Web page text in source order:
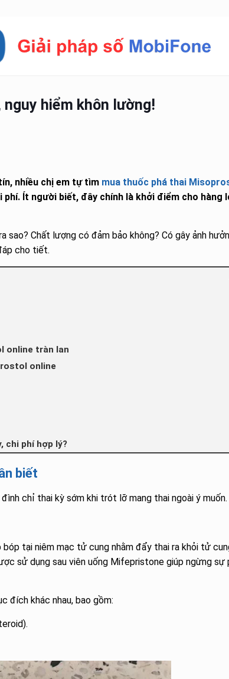
hiểm khôn lường!
nhiều chị em tự tìm mua thuốc phá thai
Ít người biết, đây chính là khởi điểm cho hàng
sao? Chất lượng có đảm bảo không? Có gây ảnh
cho tiết.
online tràn lan
online
chi phí hợp lý?
biết
chỉ thai kỳ sớm khi trót lỡ mang thai ngoài ý muốn.
tại niêm mạc tử cung nhằm đẩy thai ra khỏi tử
sử dụng sau viên uống Mifepristone giúp ngừng sự
đích khác nhau, bao gồm: